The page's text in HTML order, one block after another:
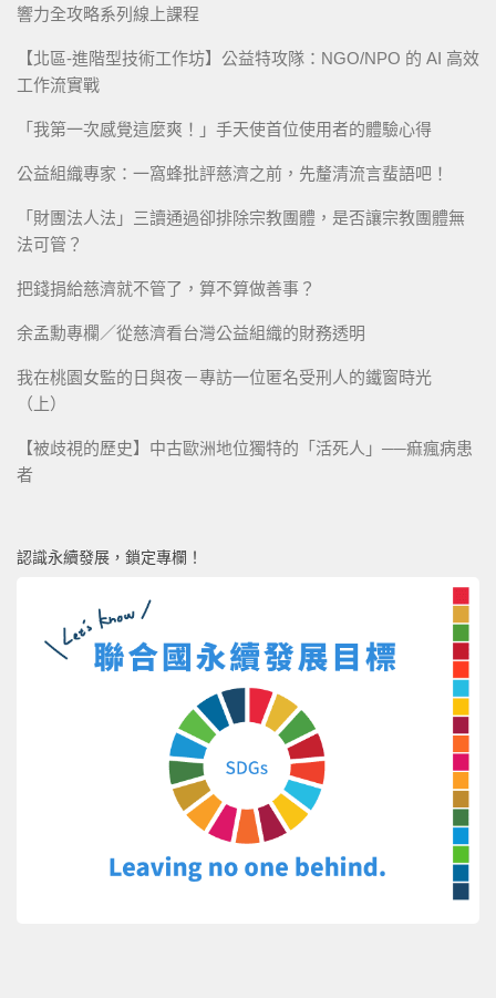
響力全攻略系列線上課程
【北區-進階型技術工作坊】公益特攻隊：NGO/NPO 的 AI 高效
工作流實戰
「我第一次感覺這麼爽！」手天使首位使用者的體驗心得
公益組織專家：一窩蜂批評慈濟之前，先釐清流言蜚語吧！
「財團法人法」三讀通過卻排除宗教團體，是否讓宗教團體無
法可管？
把錢捐給慈濟就不管了，算不算做善事？
余孟勳專欄／從慈濟看台灣公益組織的財務透明
我在桃園女監的日與夜－專訪一位匿名受刑人的鐵窗時光
（上）
【被歧視的歷史】中古歐洲地位獨特的「活死人」──痲瘋病患
者
認識永續發展，鎖定專欄！